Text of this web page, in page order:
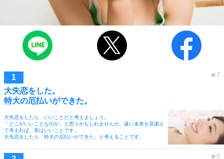
大失恋をした。
特大の厄払いができた。
大失恋をしたら、いいことだと考えましょう。
「どこがいいことなのか」と思うかもしれませんが、遠い未来を見据え
て考えれば、実はいいことです。
大失恋をしたら「特大の厄払いができた」と考えることです。